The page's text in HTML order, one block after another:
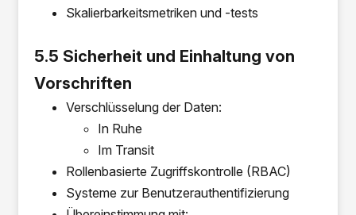
Skalierbarkeitsmetriken und -tests
5.5 Sicherheit und Einhaltung von
Vorschriften
Verschlüsselung der Daten:
In Ruhe
Im Transit
Rollenbasierte Zugriffskontrolle (RBAC)
Systeme zur Benutzerauthentifizierung